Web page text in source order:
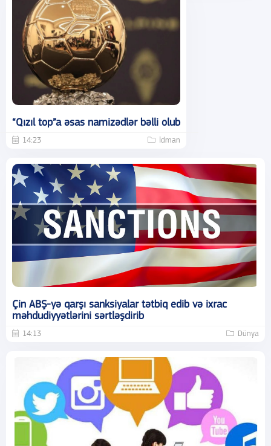
“Qızıl top”a əsas namizədlər bəlli olub
14:23 İdman
Çin ABŞ-yə qarşı sanksiyalar tətbiq edib və ixrac
məhdudiyyətlərini sərtləşdirib
14:13 Dünya